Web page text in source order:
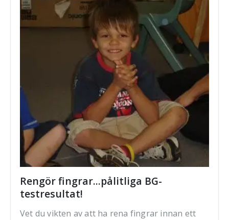
Rengör fingrar...pålitliga BG-
testresultat!
Vet du vikten av att ha rena fingrar innan ett